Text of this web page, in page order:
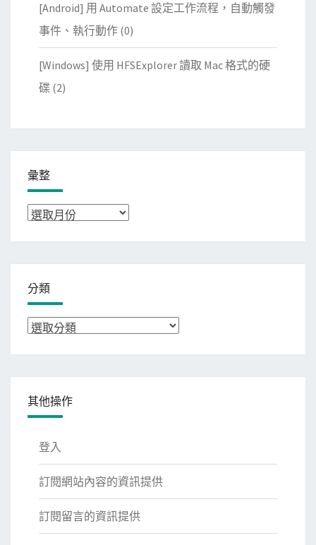
[Android] 用 Automate 設定工作流程，自動觸發
事件、執行動作 (0)
[Windows] 使用 HFSExplorer 讀取 Mac 格式的硬
碟 (2)
彙整
彙
分類
分
其他操作
登入
訂閱網站內容的資訊提供
訂閱留言的資訊提供